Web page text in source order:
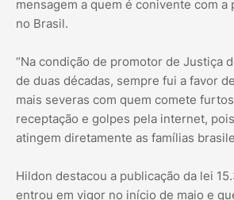
mensagem a quem é conivente com a
no Brasil.
“Na condição de promotor de Justiça
de duas décadas, sempre fui a favor
mais severas com quem comete
receptação e golpes pela internet,
atingem diretamente as famílias
Hildon destacou a publicação da lei
entrou em vigor no início de maio e